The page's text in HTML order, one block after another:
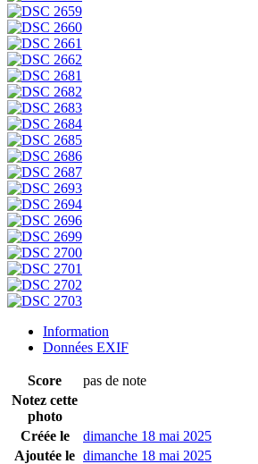
Information
Données EXIF
Score
pas de note
Notez cette
photo
Créée le
dimanche 18 mai 2025
Ajoutée le dimanche 18 mai 2025